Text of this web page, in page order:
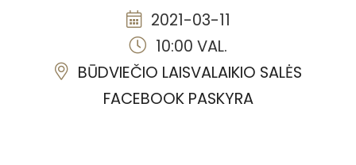
2021-03-11
10:00 VAL.
BŪDVIEČIO LAISVALAIKIO SALĖS
FACEBOOK PASKYRA